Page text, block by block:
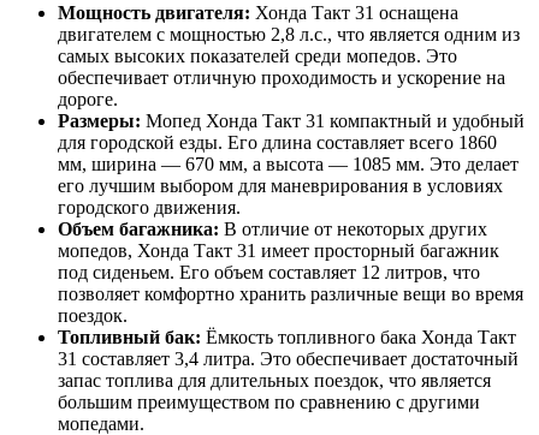
Мощность двигателя: Хонда Такт 31 оснащена
двигателем с мощностью 2,8 л.с., что является одним из
самых высоких показателей среди мопедов. Это
обеспечивает отличную проходимость и ускорение на
дороге.
Размеры: Мопед Хонда Такт 31 компактный и удобный
для городской езды. Его длина составляет всего 1860
мм, ширина — 670 мм, а высота — 1085 мм. Это делает
его лучшим выбором для маневрирования в условиях
городского движения.
Объем багажника: В отличие от некоторых других
мопедов, Хонда Такт 31 имеет просторный багажник
под сиденьем. Его объем составляет 12 литров, что
позволяет комфортно хранить различные вещи во время
поездок.
Топливный бак: Ёмкость топливного бака Хонда Такт
31 составляет 3,4 литра. Это обеспечивает достаточный
запас топлива для длительных поездок, что является
большим преимуществом по сравнению с другими
мопедами.